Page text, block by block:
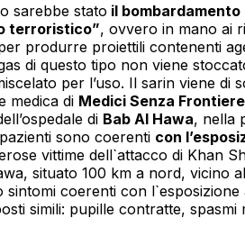
sarebbe stato il
terroristico”, ovvero in mano ai
produrre proiettili contenenti
di questo tipo non viene
per l’uso. Il sarin viene di
medica di Medici Senza Frontiere
di Bab Al Hawa, nella
sono coerenti con
vittime dell`attacco di Khan
situato 100 km a nord, vicino
coerenti con l`esposizione
simili: pupille contratte, spasmi